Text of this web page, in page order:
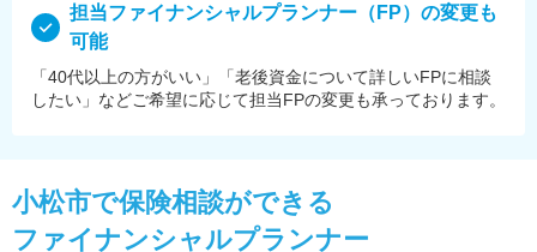
担当ファイナンシャルプランナー（FP）の変更も
可能
「40代以上の方がいい」「老後資金について詳しいFPに相談
したい」などご希望に応じて担当FPの変更も承っております。
小松市で保険相談ができる
ファイナンシャルプランナー